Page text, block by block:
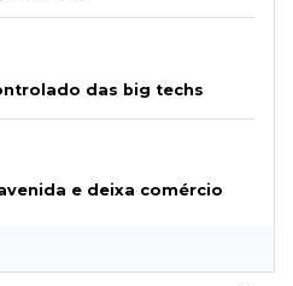
das big techs
e deixa comércio